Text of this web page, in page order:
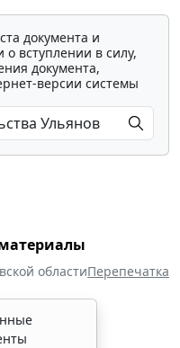
документа и
вступлении в силу,
документа,
версии системы
областиПерепечатка